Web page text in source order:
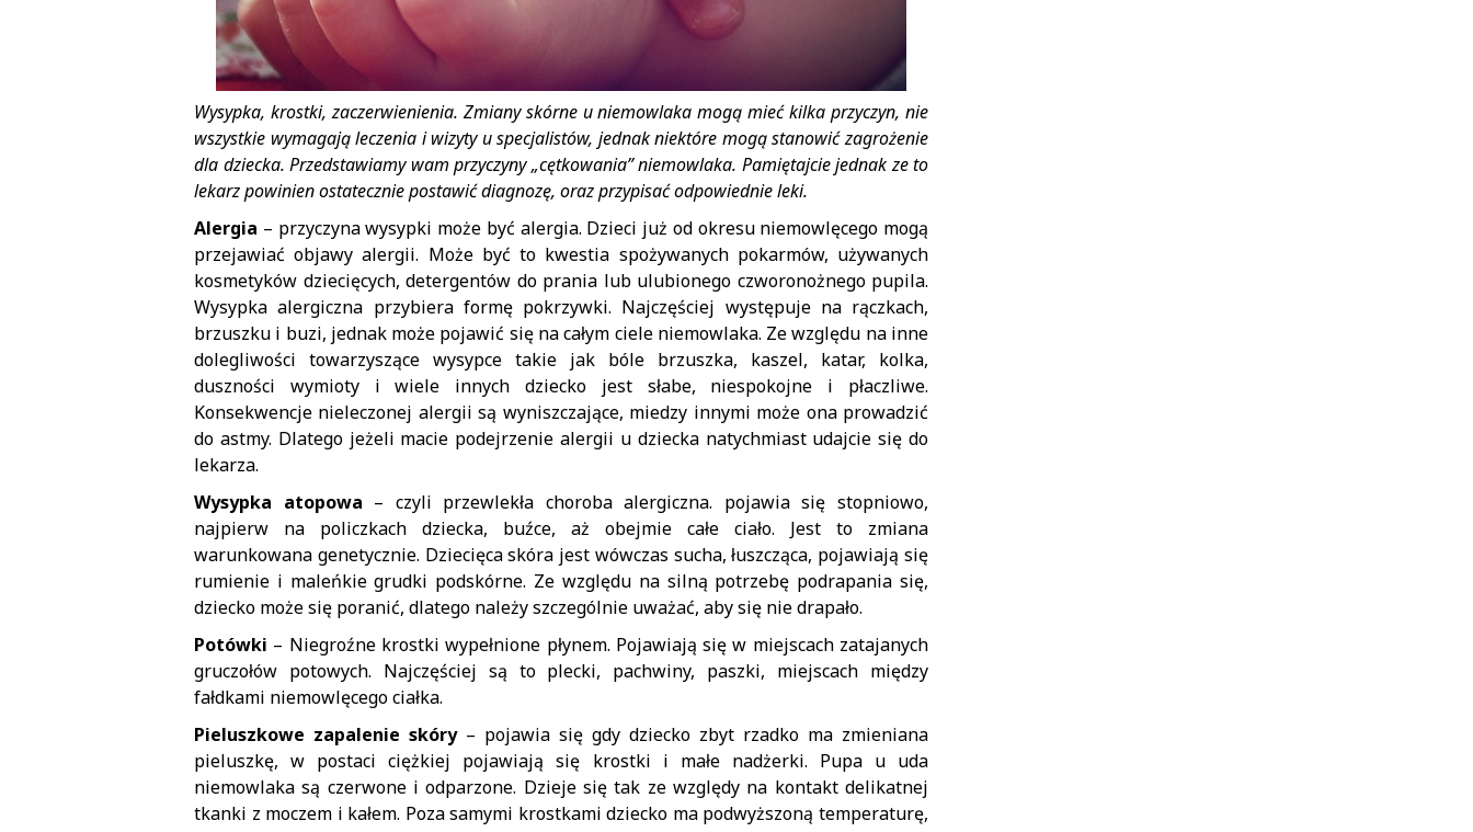
Wysypka, krostki, zaczerwienienia. Zmiany skórne u niemowlaka mogą mieć kilka przyczyn, nie
wszystkie wymagają leczenia i wizyty u specjalistów, jednak niektóre mogą stanowić zagrożenie
dla dziecka. Przedstawiamy wam przyczyny „cętkowania” niemowlaka. Pamiętajcie jednak ze to
lekarz powinien ostatecznie postawić diagnozę, oraz przypisać odpowiednie leki.
Alergia – przyczyna wysypki może być alergia. Dzieci już od okresu niemowlęcego mogą
przejawiać objawy alergii. Może być to kwestia spożywanych pokarmów, używanych
kosmetyków dziecięcych, detergentów do prania lub ulubionego czworonożnego pupila.
Wysypka alergiczna przybiera formę pokrzywki. Najczęściej występuje na rączkach,
brzuszku i buzi, jednak może pojawić się na całym ciele niemowlaka. Ze względu na inne
dolegliwości towarzyszące wysypce takie jak bóle brzuszka, kaszel, katar, kolka,
duszności wymioty i wiele innych dziecko jest słabe, niespokojne i płaczliwe.
Konsekwencje nieleczonej alergii są wyniszczające, miedzy innymi może ona prowadzić
do astmy. Dlatego jeżeli macie podejrzenie alergii u dziecka natychmiast udajcie się do
lekarza.
Wysypka atopowa – czyli przewlekła choroba alergiczna. pojawia się stopniowo,
najpierw na policzkach dziecka, buźce, aż obejmie całe ciało. Jest to zmiana
warunkowana genetycznie. Dziecięca skóra jest wówczas sucha, łuszcząca, pojawiają się
rumienie i maleńkie grudki podskórne. Ze względu na silną potrzebę podrapania się,
dziecko może się poranić, dlatego należy szczególnie uważać, aby się nie drapało.
Potówki – Niegroźne krostki wypełnione płynem. Pojawiają się w miejscach zatajanych
gruczołów potowych. Najczęściej są to plecki, pachwiny, paszki, miejscach między
fałdkami niemowlęcego ciałka.
Pieluszkowe zapalenie skóry– pojawia się gdy dziecko zbyt rzadko ma zmieniana
pieluszkę, w postaci ciężkiej pojawiają się krostki i małe nadżerki. Pupa u uda
niemowlaka są czerwone i odparzone. Dzieje się tak ze względy na kontakt delikatnej
tkanki z moczem i kałem. Poza samymi krostkami dziecko ma podwyższoną temperaturę,